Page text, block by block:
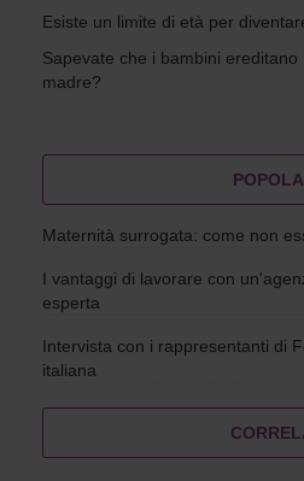
Esiste un limite di età per
Sapevate che i bambini
madre?
Maternità surrogata: come non
I vantaggi di lavorare con
esperta
Intervista con i rappresentanti di
italiana